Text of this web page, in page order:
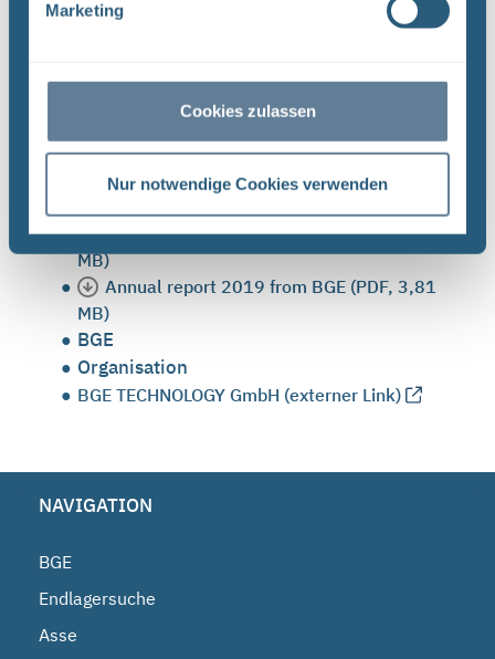
Marketing
Cookies zulassen
Nur notwendige Cookies verwenden
Links zum Thema
Geschäftsbericht der BGE 2019 (PDF, 4,16
Geschäftsbericht der BGE 2019 (PDF, 6,72
MB)
Annual report 2019 from BGE (PDF, 3,81
MB)
BGE
Organisation
BGE TECHNOLOGY GmbH (externer Link)
NAVIGATION
BGE
Endlagersuche
Asse